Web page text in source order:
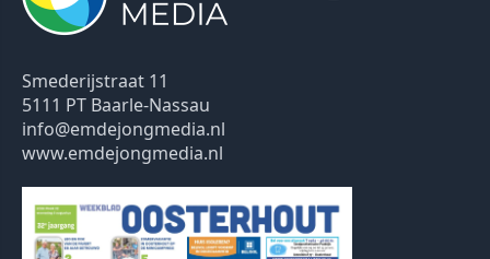
Smederijstraat 11
5111 PT Baarle-Nassau
info@emdejongmedia.nl
www.emdejongmedia.nl